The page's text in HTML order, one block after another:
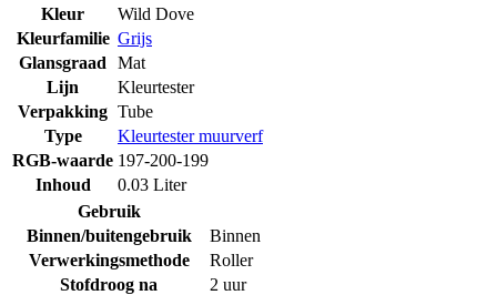
Kleur
Wild Dove
Kleurfamilie Grijs
Glansgraad
Mat
Lijn
Kleurtester
Verpakking Tube
Type
Kleurtester muurverf
RGB-waarde 197-200-199
Inhoud
0.03 Liter
Gebruik
Binnen/buitengebruik
Binnen
Verwerkingsmethode
Roller
Stofdroog na
2 uur